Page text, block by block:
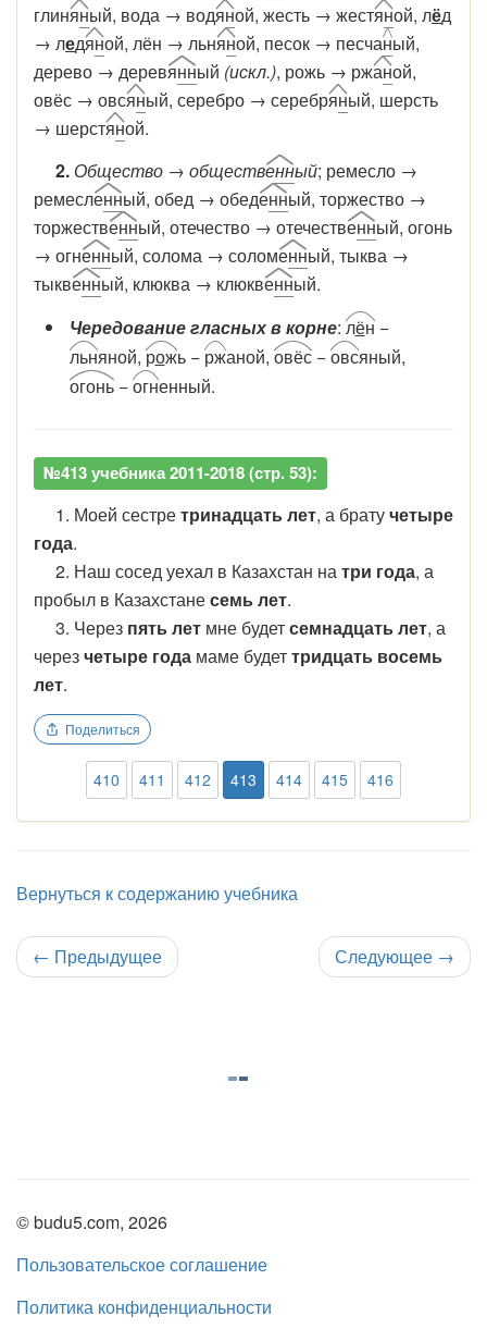
глиняный, вода → водяной, жесть → жестяной, лёд
→ ледяной, лён → льняной, песок → песчаный,
дерево → деревянный (искл.), рожь → ржаной,
овёс → овсяный, серебро → серебряный, шерсть
→ шерстяной.
2. Общество → общественный; ремесло →
ремесленный, обед → обеденный, торжество →
торжественный, отечество → отечественный, огонь
→ огненный, солома → соломенный, тыква →
тыквенный, клюква → клюквенный.
Чередование гласных в корне: лён−
льняной, рожь −ржаной, овёс−овсяный,
огонь−огненный.
№413 учебника 2011-2018 (стр. 53):
1. Моей сестретринадцать лет, а братучетыре
года.
2. Наш сосед уехал в Казахстан натри года, а
пробыл в Казахстанесемь лет.
3. Через пять лет мне будетсемнадцать лет, а
черезчетыре года маме будеттридцать восемь
лет.
Поделиться
410 411 412 413 414 415 416
Вернуться к содержанию учебника
← Предыдущее Следующее →
© budu5.com, 2026
Пользовательское соглашение
Политика конфиденциальности